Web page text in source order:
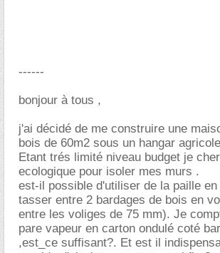
------
bonjour à tous ,
j'ai décidé de me construire une
bois de 60m2 sous un hangar
Etant trés limité niveau budget je
ecologique pour isoler mes murs .
est-il possible d'utiliser de la paille
tasser entre 2 bardages de bois en
entre les voliges de 75 mm). Je
pare vapeur en carton ondulé coté
,est_ce suffisant?. Et est il